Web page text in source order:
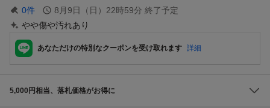
0件 8月9日（日）22時59分 終了予定
やや傷や汚れあり
あなただけの特別なクーポンを受け取れます 詳細
5,000円相当、落札価格がお得に